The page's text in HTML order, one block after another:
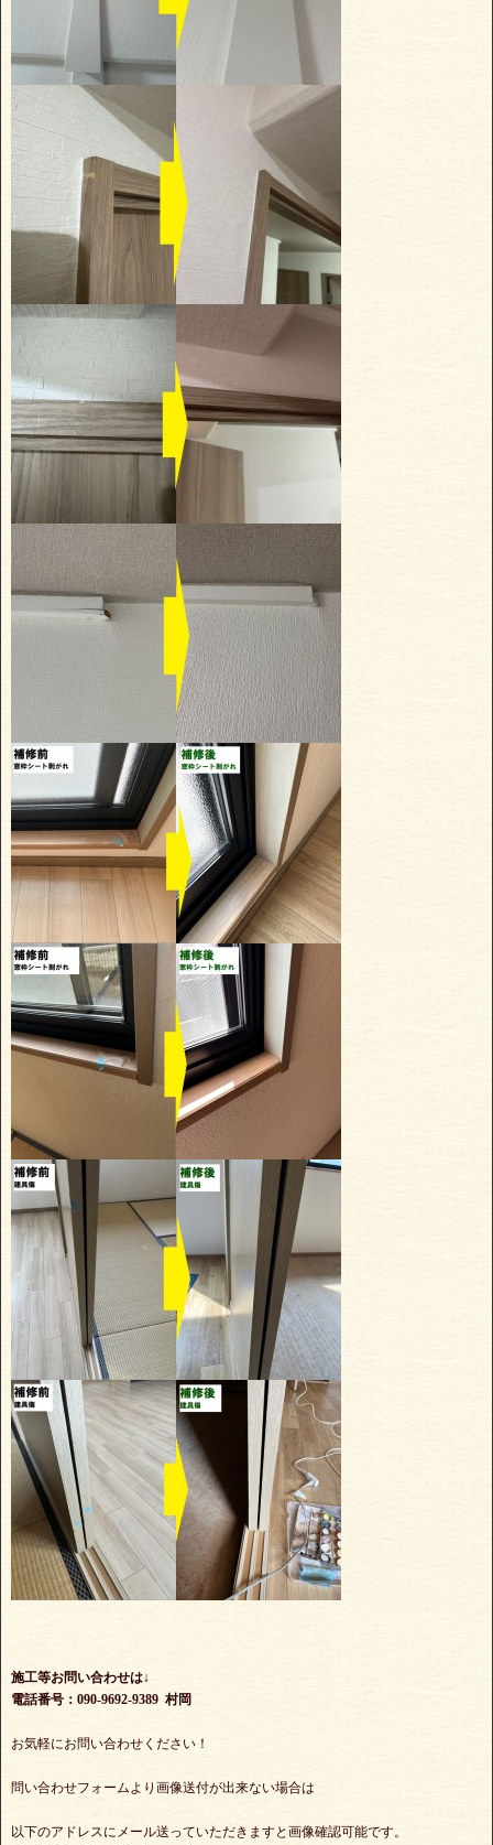
施工等お問い合わせは↓
電話番号：090-9692-9389 村岡
お気軽にお問い合わせください！
問い合わせフォームより画像送付が出来ない場合は
以下のアドレスにメール送っていただきますと画像確認可能です。